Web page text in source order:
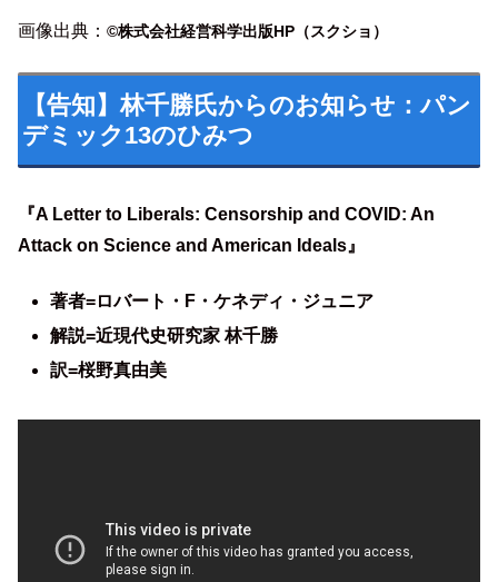
画像出典： ©株式会社経営科学出版HP（スクショ）
【告知】林千勝氏からのお知らせ：パン
デミック13のひみつ
『A Letter to Liberals: Censorship and COVID: An
Attack on Science and American Ideals』
著者=ロバート・F・ケネディ・ジュニア
解説=近現代史研究家 林千勝
訳=桜野真由美